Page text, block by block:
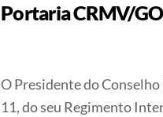
Portaria CRMV/
O Presidente do
11, do seu Regimento